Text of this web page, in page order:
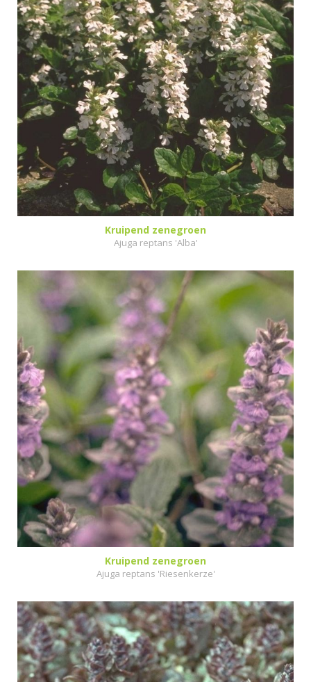
Kruipend zenegroen
Ajuga reptans 'Alba'
Kruipend zenegroen
Ajuga reptans 'Riesenkerze'